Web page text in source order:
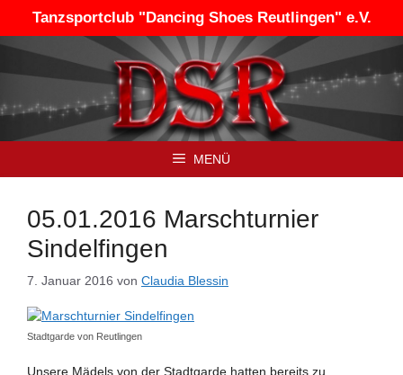
springen
Tanzsportclub "Dancing Shoes Reutlingen" e.V.
MENÜ
05.01.2016 Marschturnier
Sindelfingen
7. Januar 2016 von Claudia Blessin
Stadtgarde von Reutlingen
Unsere Mädels von der Stadtgarde hatten bereits zu